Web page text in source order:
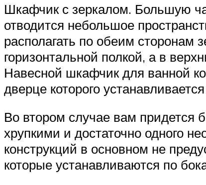
Шкафчик с зеркалом. Большую
отводится небольшое
располагать по обеим сторонам
горизонтальной полкой, а в
Навесной шкафчик для ванной
дверце которого
Во втором случае вам придется
хрупкими и достаточно одного
конструкций в основном не
которые устанавливаются по